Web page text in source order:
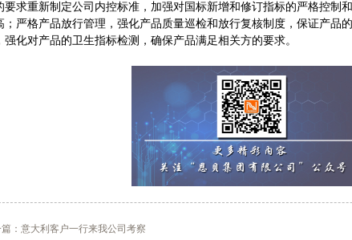
要求重新制定公司内控标准，加强对国标新增和修订指标的严格控制
；严格产品放行管理，强化产品质量巡检和放行复核制度，保证产品
强化对产品的卫生指标检测，确保产品满足相关方的要求。
： 意大利客户一行来我公司考察